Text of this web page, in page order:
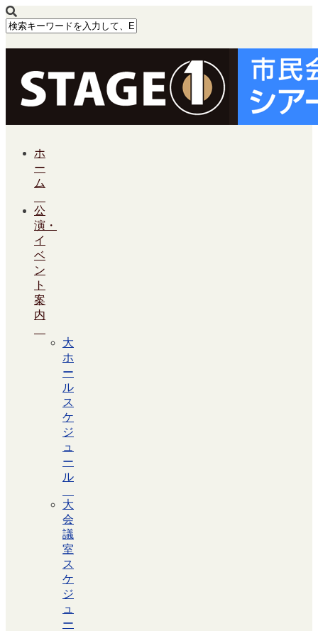
ホ
ー
ム
公
演・
イ
ベ
ン
ト
案
内
大
ホ
ー
ル
ス
ケ
ジ
ュ
ー
ル
大
会
議
室
ス
ケ
ジ
ュ
ー